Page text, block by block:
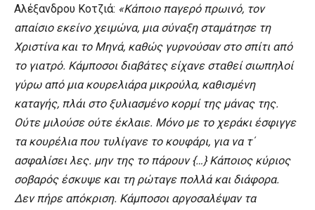
Αλέξανδρου Κοτζιά: «Κάποιο παγερό πρωινό, τον
απαίσιο εκείνο χειμώνα, μια σύναξη σταμάτησε τη
Χριστίνα και το Μηνά, καθώς γυρνούσαν στο σπίτι από
το γιατρό. Κάμποσοι διαβάτες είχανε σταθεί σιωπηλοί
γύρω από μια κουρελιάρα μικρούλα, καθισμένη
καταγής, πλάι στο ξυλιασμένο κορμί της μάνας της.
Ούτε μιλούσε ούτε έκλαιε. Μόνο με το χεράκι έσφιγγε
τα κουρέλια που τυλίγανε το κουφάρι, για να τ΄
ασφαλίσει λες. μην της το πάρουν {…} Kάποιος κύριος
σοβαρός έσκυψε και τη ρώταγε πολλά και διάφορα.
Δεν πήρε απόκριση. Kάμποσοι αργοσαλέψαν τα